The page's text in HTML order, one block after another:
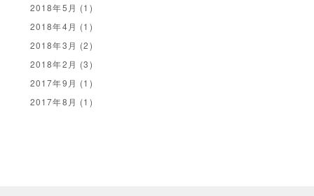
2018年5月 (1)
2018年4月 (1)
2018年3月 (2)
2018年2月 (3)
2017年9月 (1)
2017年8月 (1)